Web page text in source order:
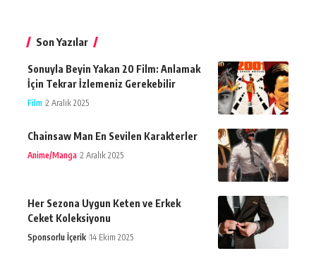
Son Yazılar
Sonuyla Beyin Yakan 20 Film: Anlamak
İçin Tekrar İzlemeniz Gerekebilir
Film 2 Aralık 2025
Chainsaw Man En Sevilen Karakterler
Anime/Manga 2 Aralık 2025
Her Sezona Uygun Keten ve Erkek
Ceket Koleksiyonu
Sponsorlu İçerik 14 Ekim 2025